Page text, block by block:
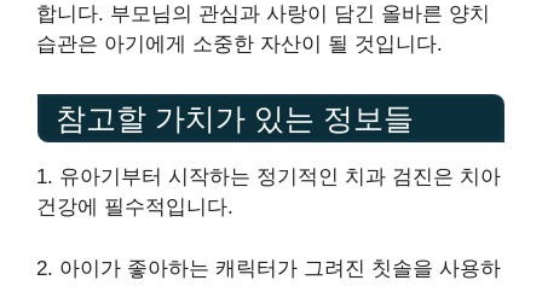
합니다. 부모님의 관심과 사랑이 담긴 올바른 양치
습관은 아기에게 소중한 자산이 될 것입니다.
참고할 가치가 있는 정보들
1. 유아기부터 시작하는 정기적인 치과 검진은 치아
건강에 필수적입니다.
2. 아이가 좋아하는 캐릭터가 그려진 칫솔을 사용하